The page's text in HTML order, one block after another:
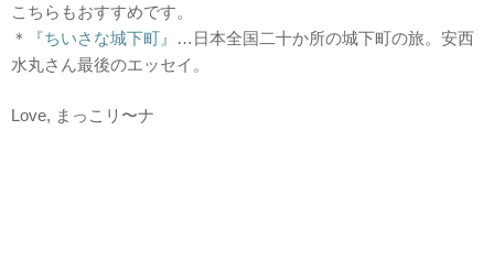
こちらもおすすめです。
＊
『ちいさな城下町』
…日本全国二十か所の城下町の旅。安西
水丸さん最後のエッセイ。
Love, まっこリ〜ナ